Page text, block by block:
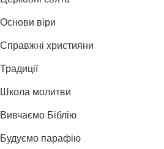
Основи віри
Справжні християни
Традиції
Школа молитви
Вивчаємо Біблію
Будуємо парафію